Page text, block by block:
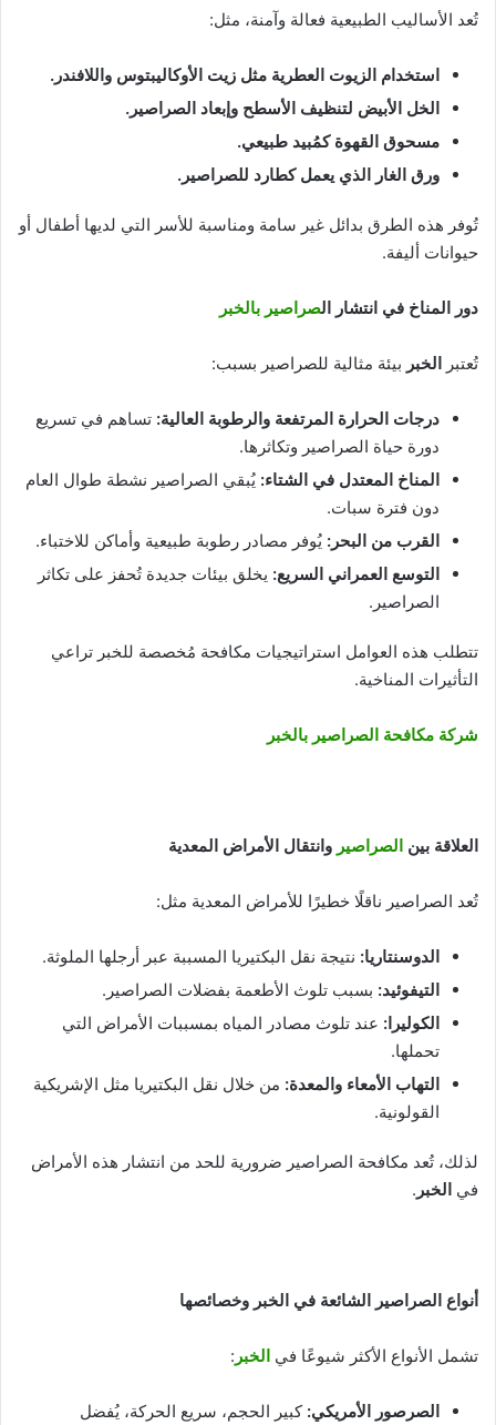
تُعد الأساليب الطبيعية فعالة وآمنة، مثل:
استخدام الزيوت العطرية مثل زيت الأوكاليبتوس واللافندر .
الخل الأبيض لتنظيف الأسطح وإبعاد الصراصير .
مسحوق القهوة كمُبيد طبيعي.
ورق الغار الذي يعمل كطارد للصراصير .
تُوفر هذه الطرق بدائل غير سامة ومناسبة للأسر التي لديها أطفال أو
حيوانات أليفة.
دور المناخ في انتشار الصراصير بالخبر
تُعتبر الخبر بيئة مثالية للصراصير بسبب:
درجات الحرارة المرتفعة والرطوبة العالية: تساهم في تسريع
دورة حياة الصراصير وتكاثرها.
المناخ المعتدل في الشتاء: يُبقي الصراصير نشطة طوال العام
دون فترة سبات.
القرب من البحر : يُوفر مصادر رطوبة طبيعية وأماكن للاختباء.
التوسع العمراني السريع: يخلق بيئات جديدة تُحفز على تكاثر
الصراصير.
تتطلب هذه العوامل استراتيجيات مكافحة مُخصصة للخبر تراعي
التأثيرات المناخية.
شركة مكافحة الصراصير بالخبر
العلاقة بين الصراصير وانتقال الأمراض المعدية
تُعد الصراصير ناقلًا خطيرًا للأمراض المعدية مثل:
الدوسنتاريا: نتيجة نقل البكتيريا المسببة عبر أرجلها الملوثة.
التيفوئيد: بسبب تلوث الأطعمة بفضلات الصراصير.
الكوليرا: عند تلوث مصادر المياه بمسببات الأمراض التي
تحملها.
التهاب الأمعاء والمعدة: من خلال نقل البكتيريا مثل الإشريكية
القولونية.
لذلك، تُعد مكافحة الصراصير ضرورية للحد من انتشار هذه الأمراض
في الخبر .
أنواع الصراصير الشائعة في الخبر وخصائصها
تشمل الأنواع الأكثر شيوعًا في الخبر :
الصرصور الأمريكي: كبير الحجم، سريع الحركة، يُفضل